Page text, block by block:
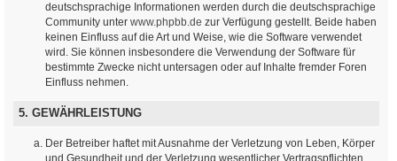
deutschsprachige Informationen werden durch die deutschsprachige
Community unter www.phpbb.de zur Verfügung gestellt. Beide haben
keinen Einfluss auf die Art und Weise, wie die Software verwendet
wird. Sie können insbesondere die Verwendung der Software für
bestimmte Zwecke nicht untersagen oder auf Inhalte fremder Foren
Einfluss nehmen.
5. GEWÄHRLEISTUNG
Der Betreiber haftet mit Ausnahme der Verletzung von Leben, Körper
und Gesundheit und der Verletzung wesentlicher Vertragspflichten